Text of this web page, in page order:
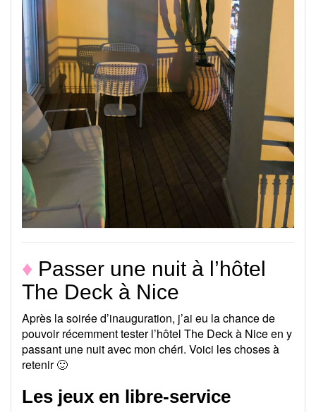
♦ Passer une nuit à l’hôtel
The Deck à Nice
Après la soirée d’inauguration, j’ai eu la chance de
pouvoir récemment tester l’hôtel The Deck à Nice en y
passant une nuit avec mon chéri. Voici les choses à
retenir 🙂
Les jeux en libre-service